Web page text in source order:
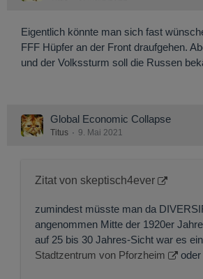
Eigentlich könnte man sich fast
FFF Hüpfer an der Front draufgehen.
und der Volkssturm soll die Russen
Global Economic Collapse
Titus 9. Mai 2021
Zitat von skeptisch4ever
zumindest müsste man da
angenommen Mitte der 1920er
auf 25 bis 30 Jahres-Sicht war es
Stadtzentrum von Pforzheim